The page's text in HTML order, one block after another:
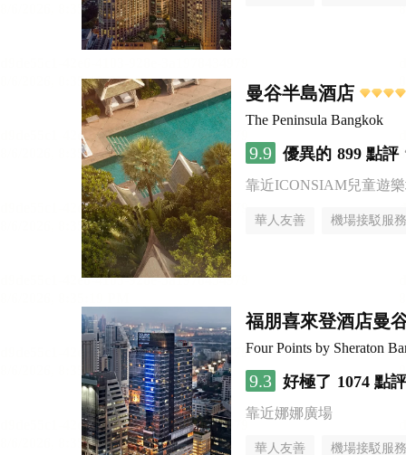
曼谷半島酒店
The Peninsula Bangkok
9.9 優異的 899 點評
靠近ICONSIAM兒童遊
華人友善 機場接駁服務
福朋喜來登酒店曼
Four Points by Sheraton
9.3 好極了 1074 點評
靠近娜娜廣場
華人友善 機場接駁服務